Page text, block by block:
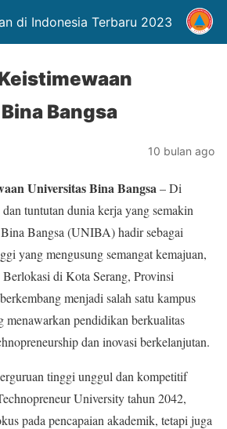
di Indonesia Terbaru 2023
Bangsa
10 bulan ago
Universitas Bina Bangsa– Di
tuntutan dunia kerja yang semakin
Bangsa (UNIBA) hadir sebagai
yang mengusung semangat kemajuan,
di Kota Serang, Provinsi
menjadi salah satu kampus
menawarkan pendidikan berkualitas
dan inovasi berkelanjutan.
tinggi unggul dan kompetitif
University tahun 2042,
pada pencapaian akademik, tetapi juga